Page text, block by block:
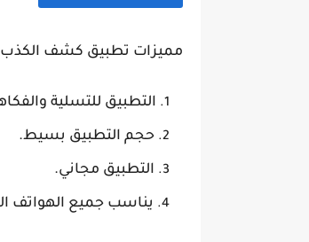
مميزات تطبيق كشف
التطبيق للتسلية
حجم التطبيق بسيط.
التطبيق مجاني.
يناسب جميع الهواتف